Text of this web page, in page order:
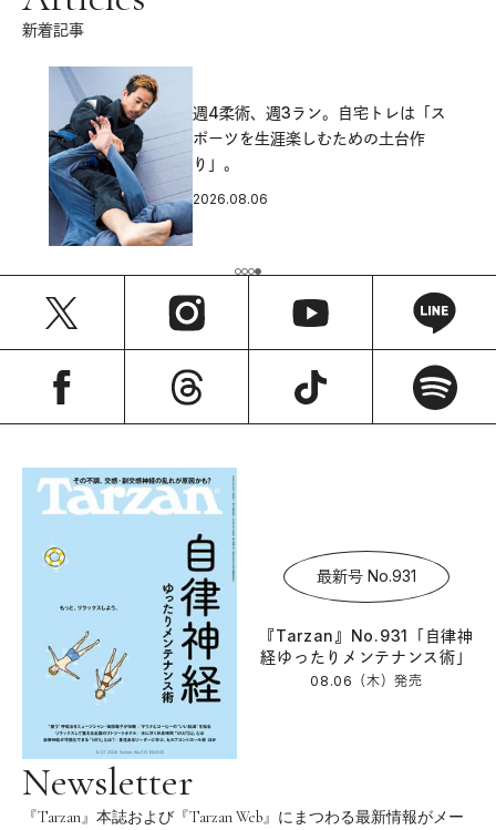
新着記事
週4柔術、週3ラン。自宅トレは「ス
ポーツを生涯楽しむための土台作
り」。
2026.08.06
最新号 No.931
『Tarzan』No.931「自律神
経ゆったりメンテナンス術」
08.06（木）発売
Newsletter
『Tarzan』本誌および『Tarzan Web』にまつわる最新情報がメー